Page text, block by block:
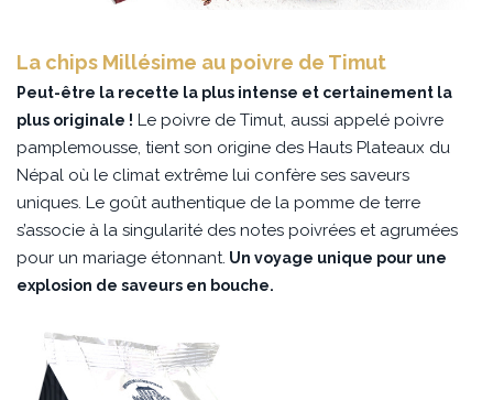
La chips Millésime au poivre de Timut
Peut-être la recette la plus intense et certainement la
plus originale ! Le poivre de Timut, aussi appelé poivre
pamplemousse, tient son origine des Hauts Plateaux du
Népal où le climat extrême lui confère ses saveurs
uniques. Le goût authentique de la pomme de terre
s’associe à la singularité des notes poivrées et agrumées
pour un mariage étonnant. Un voyage unique pour une
explosion de saveurs en bouche.